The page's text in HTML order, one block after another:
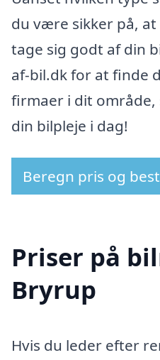
du være sikker på,
tage sig godt af din
af-bil.dk for at finde
firmaer i dit område,
din bilpleje i dag!
Beregn pris og
Priser på
Bryrup
Hvis du leder efter